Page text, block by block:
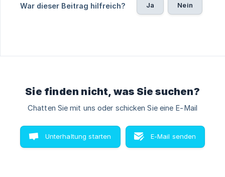
War dieser Beitrag hilfreich? Ja Nein
Sie finden nicht, was Sie suchen?
Chatten Sie mit uns oder schicken Sie eine E-Mail
Unterhaltung starten E-Mail senden